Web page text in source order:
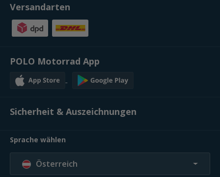
Versandarten
POLO Motorrad App
Sicherheit & Auszeichnungen
Sprache wählen
Österreich